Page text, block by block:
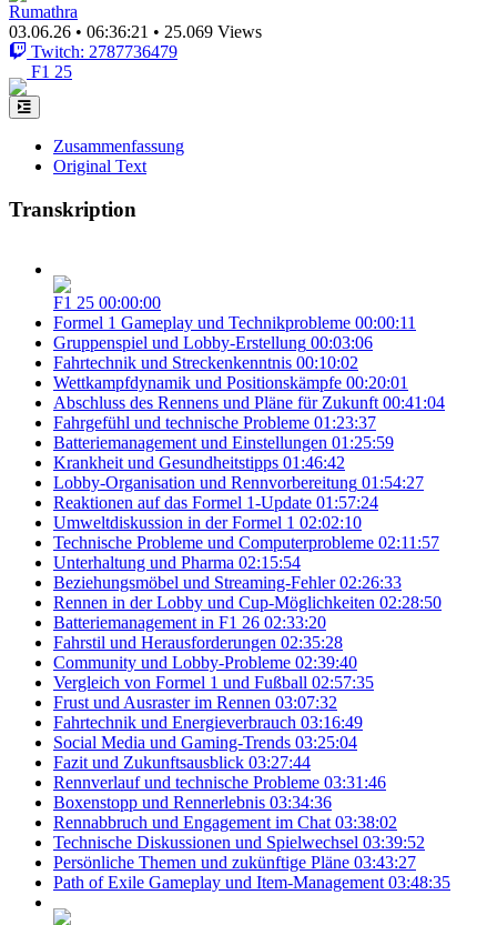
Rumathra
03.06.26 • 06:36:21 • 25.069 Views
Twitch: 2787736479
F1 25
Zusammenfassung
Original Text
Transkription
F1 25 00:00:00
Formel 1 Gameplay und Technikprobleme 00:00:11
Gruppenspiel und Lobby-Erstellung 00:03:06
Fahrtechnik und Streckenkenntnis 00:10:02
Wettkampfdynamik und Positionskämpfe 00:20:01
Abschluss des Rennens und Pläne für Zukunft 00:41:04
Fahrgefühl und technische Probleme 01:23:37
Batteriemanagement und Einstellungen 01:25:59
Krankheit und Gesundheitstipps 01:46:42
Lobby-Organisation und Rennvorbereitung 01:54:27
Reaktionen auf das Formel 1-Update 01:57:24
Umweltdiskussion in der Formel 1 02:02:10
Technische Probleme und Computerprobleme 02:11:57
Unterhaltung und Pharma 02:15:54
Beziehungsmöbel und Streaming-Fehler 02:26:33
Rennen in der Lobby und Cup-Möglichkeiten 02:28:50
Batteriemanagement in F1 26 02:33:20
Fahrstil und Herausforderungen 02:35:28
Community und Lobby-Probleme 02:39:40
Vergleich von Formel 1 und Fußball 02:57:35
Frust und Ausraster im Rennen 03:07:32
Fahrtechnik und Energieverbrauch 03:16:49
Social Media und Gaming-Trends 03:25:04
Fazit und Zukunftsausblick 03:27:44
Rennverlauf und technische Probleme 03:31:46
Boxenstopp und Rennerlebnis 03:34:36
Rennabbruch und Engagement im Chat 03:38:02
Technische Diskussionen und Spielwechsel 03:39:52
Persönliche Themen und zukünftige Pläne 03:43:27
Path of Exile Gameplay und Item-Management 03:48:35